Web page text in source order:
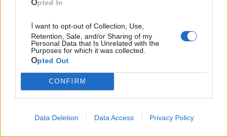
Opted In
Retention, Sale, and/or Sharing of my
Personal Data that Is Unrelated with the
Purposes for which it was collected.
Opted Out
CONFIRM
Data Deletion Data Access Privacy Policy
208